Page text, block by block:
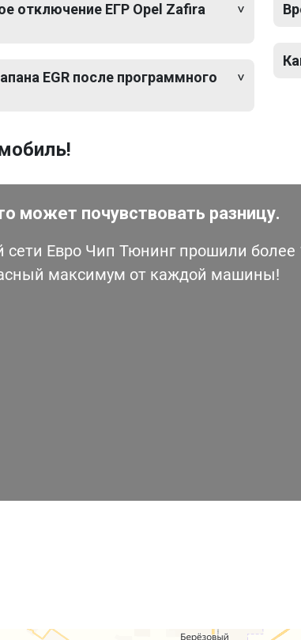
отключение ЕГР Opel Zafira
EGR после программного
может почувствовать разницу.
Евро Чип Тюнинг прошили
максимум от каждой машины!